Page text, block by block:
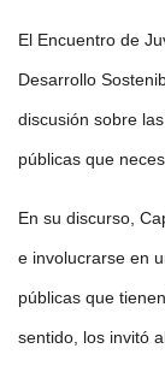
El Encuentro de
Desarrollo
discusión sobre
públicas que
En su discurso,
e involucrarse en
públicas que
sentido, los invitó